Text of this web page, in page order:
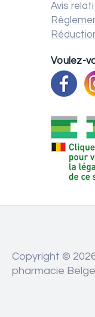
Avis
Voulez-
Copyright ©
pharmacie